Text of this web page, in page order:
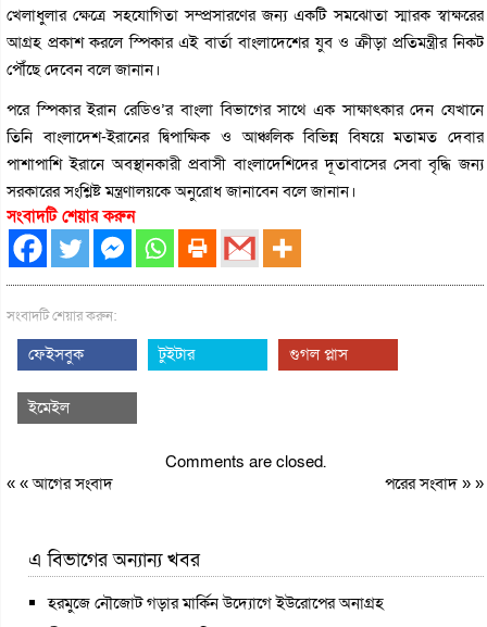
খেলাধুলার ক্ষেত্রে সহযোগিতা সম্প্রসারণের জন্য একটি সমঝোতা স্মারক স্বাক্ষরের
আগ্রহ প্রকাশ করলে স্পিকার এই বার্তা বাংলাদেশের যুব ও ক্রীড়া প্রতিমন্ত্রীর নিকট
পৌঁছে দেবেন বলে জানান।
পরে স্পিকার ইরান রেডিও’র বাংলা বিভাগের সাথে এক সাক্ষাৎকার দেন যেখানে
তিনি বাংলাদেশ-ইরানের দ্বিপাক্ষিক ও আঞ্চলিক বিভিন্ন বিষয়ে মতামত দেবার
পাশাপাশি ইরানে অবস্থানকারী প্রবাসী বাংলাদেশিদের দূতাবাসের সেবা বৃদ্ধি জন্য
সরকারের সংশ্লিষ্ট মন্ত্রণালয়কে অনুরোধ জানাবেন বলে জানান।
সংবাদটি শেয়ার করুন
সংবাদটি শেয়ার করুন:
ফেইসবুক টুইটার গুগল প্লাস
ইমেইল
Comments are closed.
« «আগের সংবাদ পরের সংবাদ» »
এ বিভাগের অন্যান্য খবর
হরমুজে নৌজোট গড়ার মার্কিন উদ্যোগে ইউরোপের অনাগ্রহ